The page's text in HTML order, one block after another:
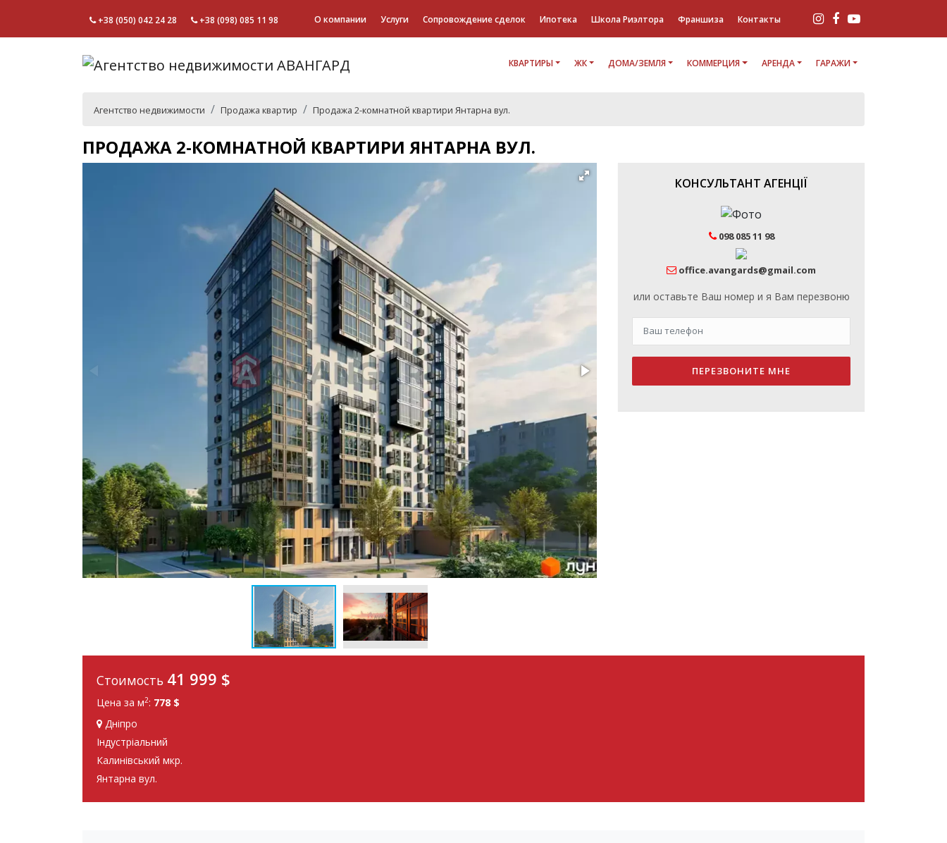
+38 (050) 042 24 28 +38 (098) 085 11 98 О компании Услуги Сопровождение сделок Ипотека Школа Риэлтора Франшиза Контакты
КВАРТИРЫ ЖК ДОМА/ЗЕМЛЯ КОММЕРЦИЯ АРЕНДА ГАРАЖИ
Агентство недвижимости Продажа квартир Продажа 2-комнатной квартири Янтарна вул.
ПРОДАЖА 2-КОМНАТНОЙ КВАРТИРИ ЯНТАРНА ВУЛ.
КОНСУЛЬТАНТ АГЕНЦІЇ
098 085 11 98
office.avangards@gmail.com
или оставьте Ваш номер и я Вам перезвоню
ПЕРЕЗВОНИТЕ МНЕ
Стоимость 41 999 $
Цена за м2: 778 $
Дніпро
Індустріальний
Калинівський мкр.
Янтарна вул.